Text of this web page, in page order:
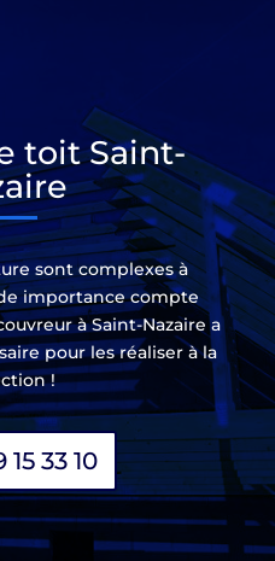
toit Saint-
sont complexes à
importance compte
à Saint-Nazaire a
pour les réaliser à la
!
15 33 10